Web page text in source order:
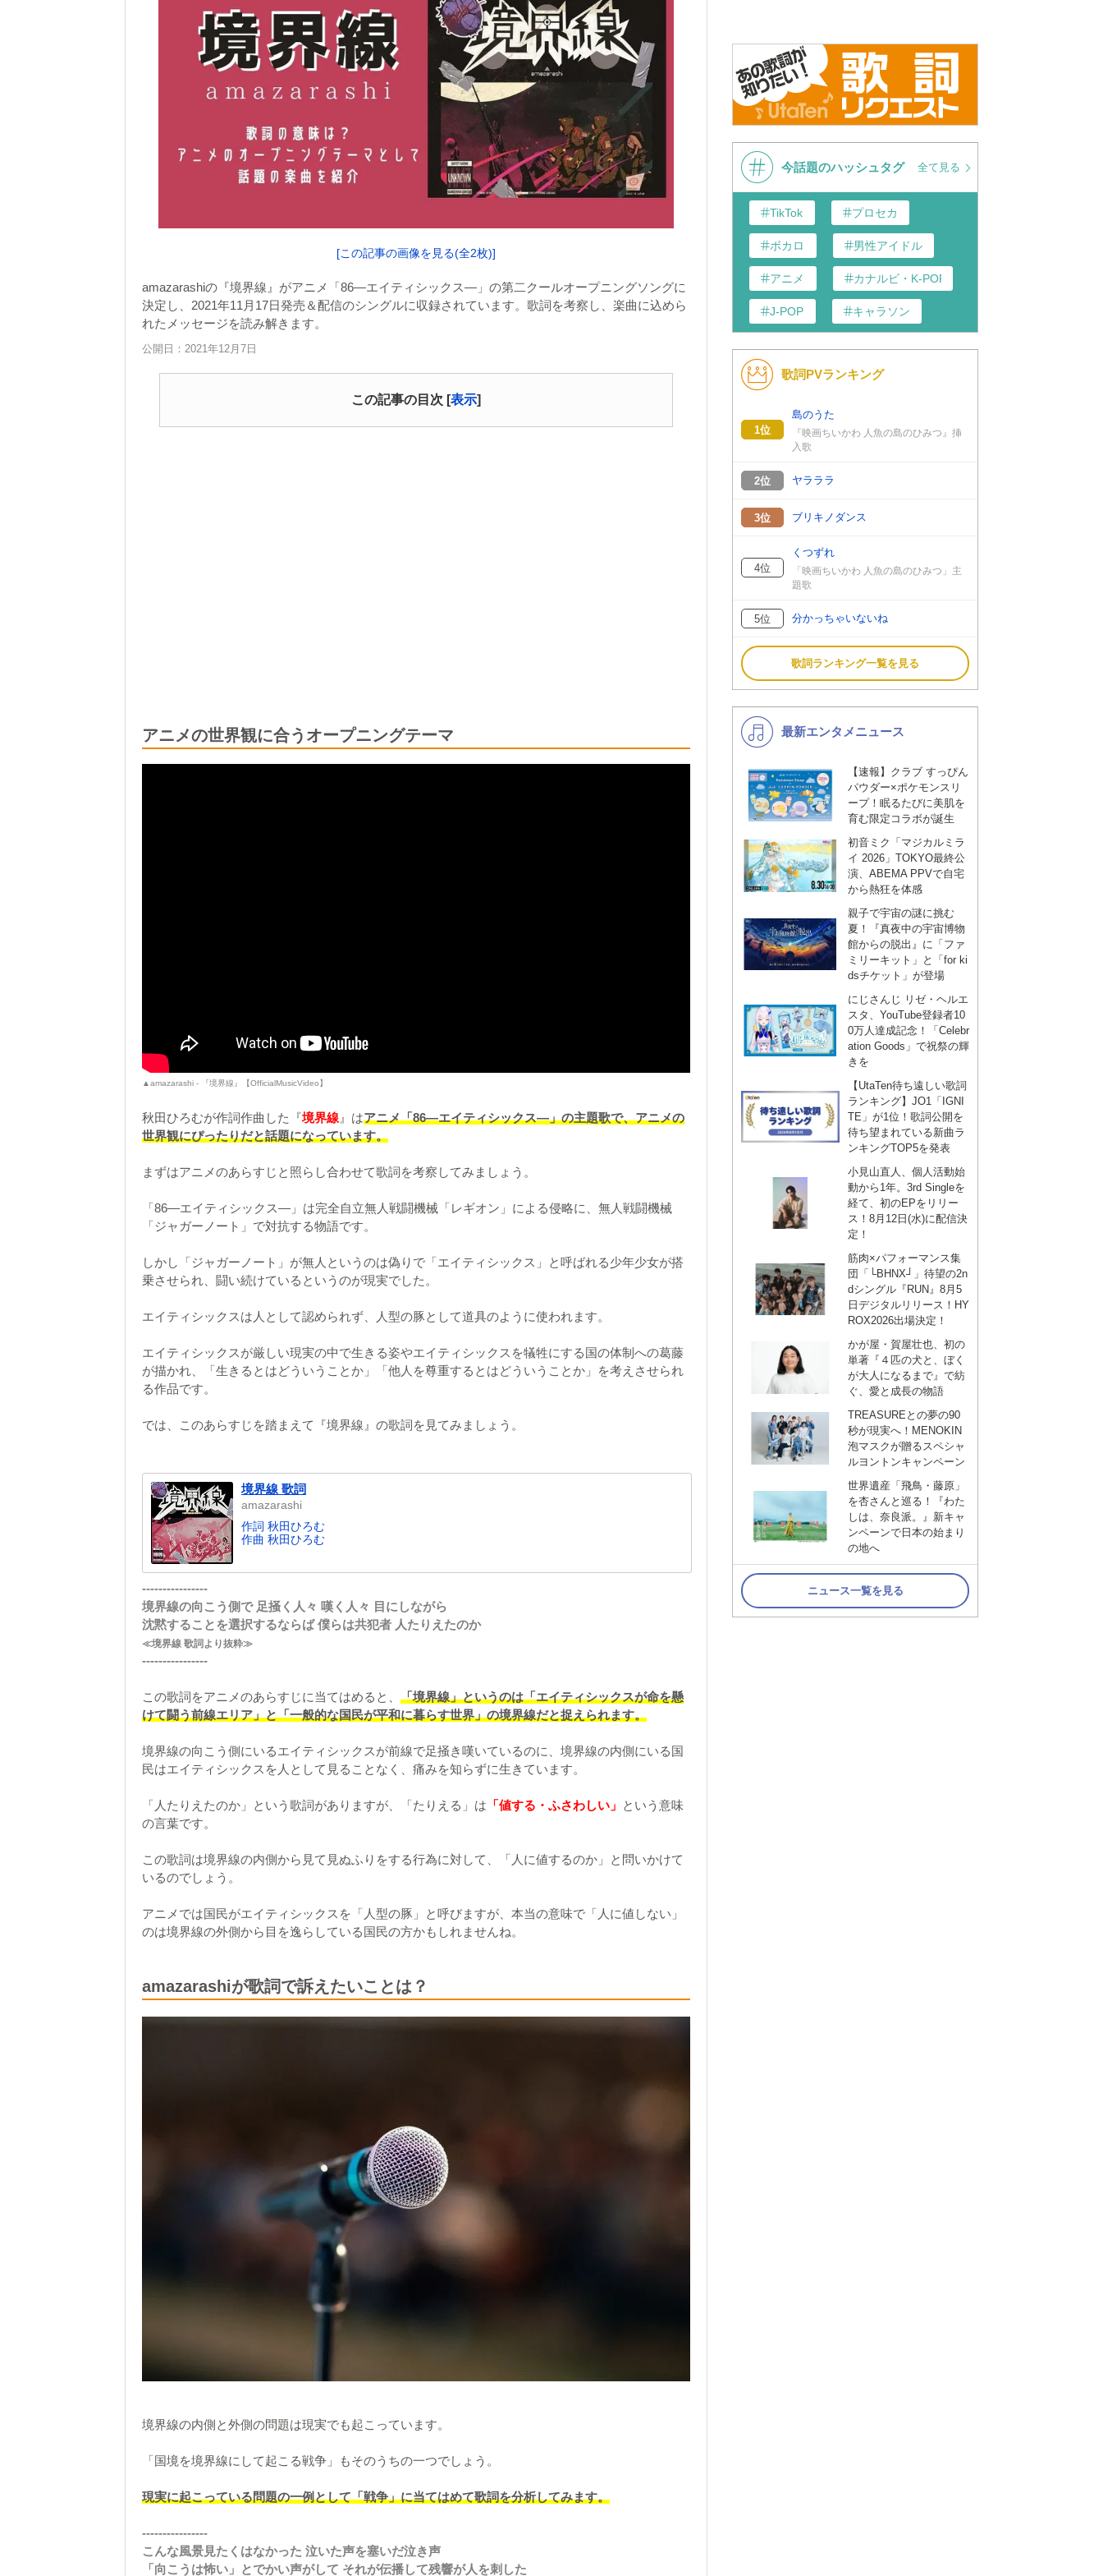
[この記事の画像を見る(全2枚)]
amazarashiの『境界線』がアニメ「86―エイティシックス―」の第二クールオープニングソングに
決定し、2021年11月17日発売＆配信のシングルに収録されています。歌詞を考察し、楽曲に込めら
れたメッセージを読み解きます。
公開日：2021年12月7日
この記事の目次 [表示]
アニメの世界観に合うオープニングテーマ
▲amazarashi - 『境界線』【OfficialMusicVideo】
秋田ひろむが作詞作曲した『境界線 』はアニメ「86―エイティシックス―」の主題歌で、アニメの
世界観にぴったりだと話題になっています。
まずはアニメのあらすじと照らし合わせて歌詞を考察してみましょう。
「86―エイティシックス―」は完全自立無人戦闘機械「レギオン」による侵略に、無人戦闘機械
「ジャガーノート」で対抗する物語です。
しかし「ジャガーノート」が無人というのは偽りで「エイティシックス」と呼ばれる少年少女が搭
乗させられ、闘い続けているというのが現実でした。
エイティシックスは人として認められず、人型の豚として道具のように使われます。
エイティシックスが厳しい現実の中で生きる姿やエイティシックスを犠牲にする国の体制への葛藤
が描かれ、「生きるとはどういうことか」「他人を尊重するとはどういうことか」を考えさせられ
る作品です。
では、このあらすじを踏まえて『境界線』の歌詞を見てみましょう。
境界線 歌詞
amazarashi
作詞 秋田ひろむ
作曲 秋田ひろむ
----------------
境界線の向こう側で 足掻く人々 嘆く人々 目にしながら
沈黙することを選択するならば 僕らは共犯者 人たりえたのか
≪境界線 歌詞より抜粋≫
----------------
この歌詞をアニメのあらすじに当てはめると、 「境界線」というのは「エイティシックスが命を懸
けて闘う前線エリア」と「一般的な国民が平和に暮らす世界」の境界線だと捉えられます。
境界線の向こう側にいるエイティシックスが前線で足掻き嘆いているのに、境界線の内側にいる国
民はエイティシックスを人として見ることなく、痛みを知らずに生きています。
「人たりえたのか」という歌詞がありますが、「たりえる」は 「値する・ふさわしい」 という意味
の言葉です。
この歌詞は境界線の内側から見て見ぬふりをする行為に対して、「人に値するのか」と問いかけて
いるのでしょう。
アニメでは国民がエイティシックスを「人型の豚」と呼びますが、本当の意味で「人に値しない」
のは境界線の外側から目を逸らしている国民の方かもしれませんね。
amazarashiが歌詞で訴えたいことは？
境界線の内側と外側の問題は現実でも起こっています。
「国境を境界線にして起こる戦争」もそのうちの一つでしょう。
現実に起こっている問題の一例として「戦争」に当てはめて歌詞を分析してみます。
----------------
こんな風景見たくはなかった 泣いた声を塞いだ泣き声
「向こうは怖い」とでかい声がして それが伝播して残響が人を刺した
今話題のハッシュタグ 全て見る
TikTok プロセカ
ボカロ 男性アイドル
アニメ カナルビ・K-POP和訳
J-POP キャラソン
K-POP 演歌・歌謡
バンド
VTuber
歌詞PVランキング
1位
島のうた
『映画ちいかわ 人魚の島のひみつ』挿
入歌
2位 ヤラララ
3位 ブリキノダンス
4位
くつずれ
「映画ちいかわ 人魚の島のひみつ」主
題歌
5位 分かっちゃいないね
歌詞ランキング一覧を見る
最新エンタメニュース
【速報】クラブ すっぴん
パウダー×ポケモンスリ
ープ！眠るたびに美肌を
育む限定コラボが誕生
初音ミク「マジカルミラ
イ 2026」TOKYO最終公
演、ABEMA PPVで自宅
から熱狂を体感
親子で宇宙の謎に挑む
夏！『真夜中の宇宙博物
館からの脱出』に「ファ
ミリーキット」と「for ki
dsチケット」が登場
にじさんじ リゼ・ヘルエ
スタ、YouTube登録者10
0万人達成記念！「Celebr
ation Goods」で祝祭の輝
きを
【UtaTen待ち遠しい歌詞
ランキング】JO1「IGNI
TE」が1位！歌詞公開を
待ち望まれている新曲ラ
ンキングTOP5を発表
小見山直人、個人活動始
動から1年。3rd Singleを
経て、初のEPをリリー
ス！8月12日(水)に配信決
定！
筋肉×パフォーマンス集
団「└BHNX┘」待望の2n
dシングル『RUN』8月5
日デジタルリリース！HY
ROX2026出場決定！
かが屋・賀屋壮也、初の
単著『４匹の犬と、ぼく
が大人になるまで』で紡
ぐ、愛と成長の物語
TREASUREとの夢の90
秒が現実へ！MENOKIN
泡マスクが贈るスペシャ
ルヨントンキャンペーン
世界遺産「飛鳥・藤原」
を杏さんと巡る！『わた
しは、奈良派。』新キャ
ンペーンで日本の始まり
の地へ
ニュース一覧を見る